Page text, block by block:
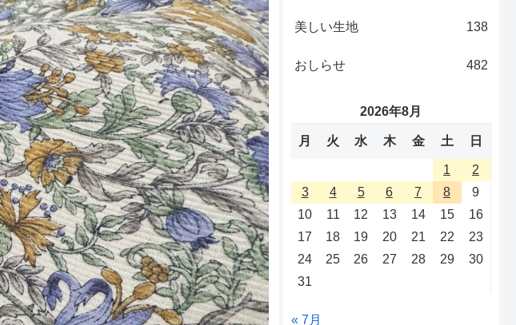
美しい生地 138
おしらせ 482
2026年8月
月 火 水 木 金 土 日
1
2
3
4 5 6 7 8
9
10
11 12 13 14 15
16
17
18 19 20 21 22
23
24
25 26 27 28 29
30
31
« 7月